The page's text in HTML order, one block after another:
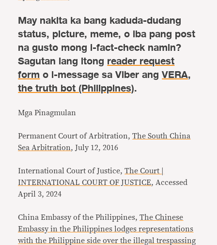
May nakita ka bang kaduda-dudang
status, picture, meme, o iba pang post
na gusto mong i-fact-check namin?
Sagutan lang itongreader request
formo i-message sa Viber angVERA,
the truth bot (Philippines).
Mga Pinagmulan
Permanent Court of Arbitration,The South China
Sea Arbitration, July 12, 2016
International Court of Justice,The Court |
INTERNATIONAL COURT OF JUSTICE, Accessed
April 3, 2024
China Embassy of the Philippines,The Chinese
Embassy in the Philippines lodges representations
with the Philippine side over the illegal trespassing